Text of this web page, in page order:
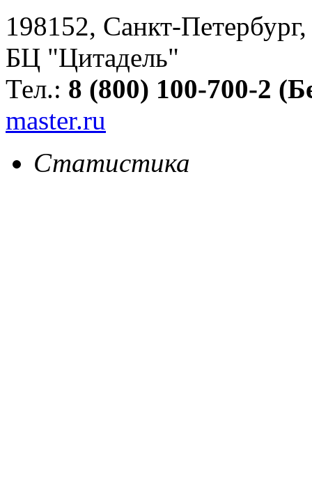
198152, Санкт-Петербург
БЦ "Цитадель"
Тел.: 8 (800) 100-700-2
master.ru
Статистика